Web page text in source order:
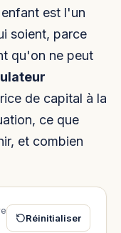
est l'un
soient, parce
qu'on ne peut
de capital à la
ce que
et combien
Réinitialiser